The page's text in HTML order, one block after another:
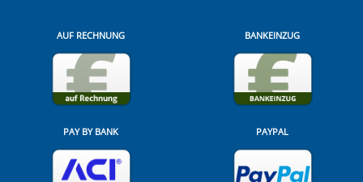
AUF RECHNUNG BANKEINZUG
PAY BY BANK PAYPAL